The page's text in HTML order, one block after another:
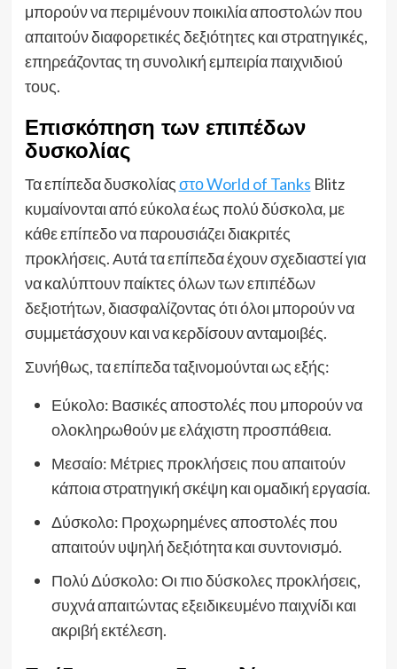
μπορούν να περιμένουν ποικιλία αποστολών που
απαιτούν διαφορετικές δεξιότητες και στρατηγικές,
επηρεάζοντας τη συνολική εμπειρία παιχνιδιού
τους.
Επισκόπηση των επιπέδων
δυσκολίας
Τα επίπεδα δυσκολίαςστο World of Tanks Blitz
κυμαίνονται από εύκολα έως πολύ δύσκολα, με
κάθε επίπεδο να παρουσιάζει διακριτές
προκλήσεις. Αυτά τα επίπεδα έχουν σχεδιαστεί για
να καλύπτουν παίκτες όλων των επιπέδων
δεξιοτήτων, διασφαλίζοντας ότι όλοι μπορούν να
συμμετάσχουν και να κερδίσουν ανταμοιβές.
Συνήθως, τα επίπεδα ταξινομούνται ως εξής:
Εύκολο: Βασικές αποστολές που μπορούν να
ολοκληρωθούν με ελάχιστη προσπάθεια.
Μεσαίο: Μέτριες προκλήσεις που απαιτούν
κάποια στρατηγική σκέψη και ομαδική εργασία.
Δύσκολο: Προχωρημένες αποστολές που
απαιτούν υψηλή δεξιότητα και συντονισμό.
Πολύ Δύσκολο: Οι πιο δύσκολες προκλήσεις,
συχνά απαιτώντας εξειδικευμένο παιχνίδι και
ακριβή εκτέλεση.